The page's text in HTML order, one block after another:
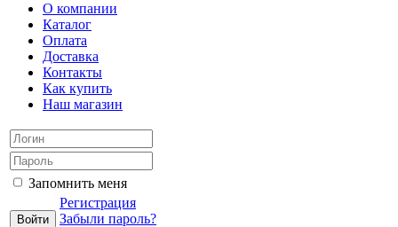
О компании
Каталог
Оплата
Доставка
Контакты
Как купить
Наш магазин
Запомнить меня
Регистрация
Забыли пароль?